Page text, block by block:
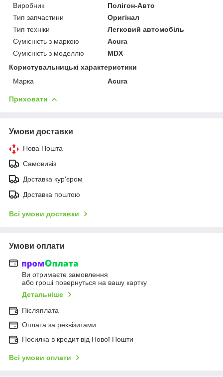
Виробник
Полігон-Авто
Тип запчастини
Оригінал
Тип техніки
Легковий автомобіль
Сумісність з маркою
Acura
Сумісність з моделлю
MDX
Користувальницькі характеристики
Марка
Acura
Приховати
Умови доставки
Нова Пошта
Самовивіз
Доставка кур'єром
Доставка поштою
Всі умови доставки
Умови оплати
Ви отримаєте замовлення
або гроші повернуться на вашу картку
Детальніше
Післяплата
Оплата за реквізитами
Посилка в кредит від Нової Пошти
Всі умови оплати